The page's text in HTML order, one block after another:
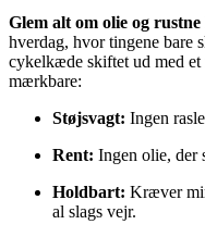
Glem alt om olie og
hverdag, hvor tingene bare
cykelkæde skiftet ud med et
mærkbare:
Støjsvagt: Ingen
Rent: Ingen olie, der
Holdbart: Kræver
al slags vejr.